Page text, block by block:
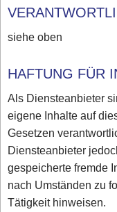
siehe oben
HAFTUNG FÜR
Als Diensteanbieter
eigene Inhalte auf
Gesetzen
Diensteanbieter
gespeicherte fremde
nach Umständen zu
Tätigkeit hinweisen.